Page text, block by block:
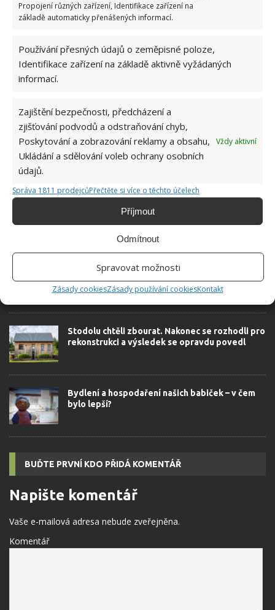
Propojení různých zařízení, Identifikace zařízení na
základě automaticky přenášených informací.
Používání přesných údajů o zeměpisné poloze,
Identifikace zařízení na základě aktivně vyžádaných
informací.
Zajištění bezpečnosti, předcházení a
zjišťování podvodů a odstraňování chyb,
Poskytování a zobrazování reklamy a obsahu,
Ukládání a sdělování voleb ochrany osobních
údajů.
Vždy aktivní
Správa 1811 prodejcůPřečtěte si více o těchto účelech
Příjmout
Odmítnout
Spravovat možnosti
Zásady cookiesZásady používání cookiesKontakt
Přidejte svůj názor
přidala během svých studií a práce
redaktorky ji tak nadchla, že se
rozhodla zůstat. Její v...[Více o
autorovi]
Nevyužívaná stodola prošla obdivuhodnou
přestavbou. Mladí manželé z Česka se o ni
postarali sami
Stodolu chtěli zbourat. Nakonec se rozhodli pro
rekonstrukci a výsledek se opravdu povedl
Bydlení a hospodaření našich babiček – v čem
bylo lepší?
BUĎTE PRVNÍ KDO PŘIDÁ KOMENTÁŘ
Napište komentář
Vaše e-mailová adresa nebude zveřejněna.
Komentář